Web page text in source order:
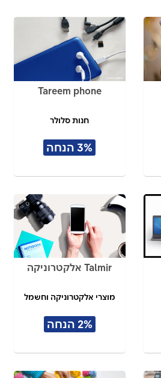
Tareem phone
חנות סלולר
3% הנחה
Talmir אלקטרוניקה
מוצרי אלקטרוניקה וחשמל
2% הנחה